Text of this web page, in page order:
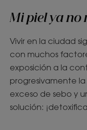
Mi piel ya no
Vivir en la ciudad
con muchos
exposición a la
progresivamente
exceso de sebo y
solución: